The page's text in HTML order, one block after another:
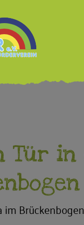
Tür
im Brückenbogen